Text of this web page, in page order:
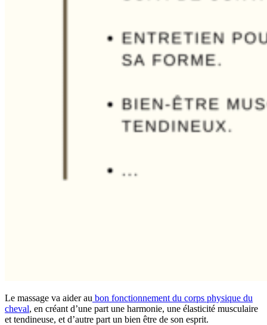
Le massage va aider au bon fonctionnement du corps physique du
cheval, en créant d’une part une harmonie, une élasticité musculaire
et tendineuse, et d’autre part un bien être de son esprit.